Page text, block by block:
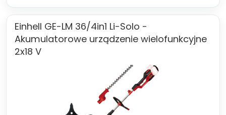
Einhell GE-LM 36/4in1 Li-Solo -
Akumulatorowe urządzenie wielofunkcyjne
2x18 V